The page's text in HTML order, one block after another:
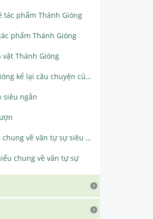
tác phẩm Thánh Gióng
phẩm Thánh Gióng
vật Thánh Gióng
của mình sau khi đánh đuổi giặc Ân
siêu ngắn
về văn tự sự siêu ngắn
chung về văn tự sự